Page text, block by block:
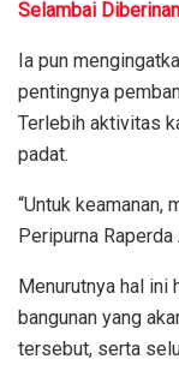
Selambai
Ia pun
pentingnya
Terlebih aktivitas
padat.
“Untuk keamanan,
Peripurna
Menurutnya hal ini
bangunan yang
tersebut, serta